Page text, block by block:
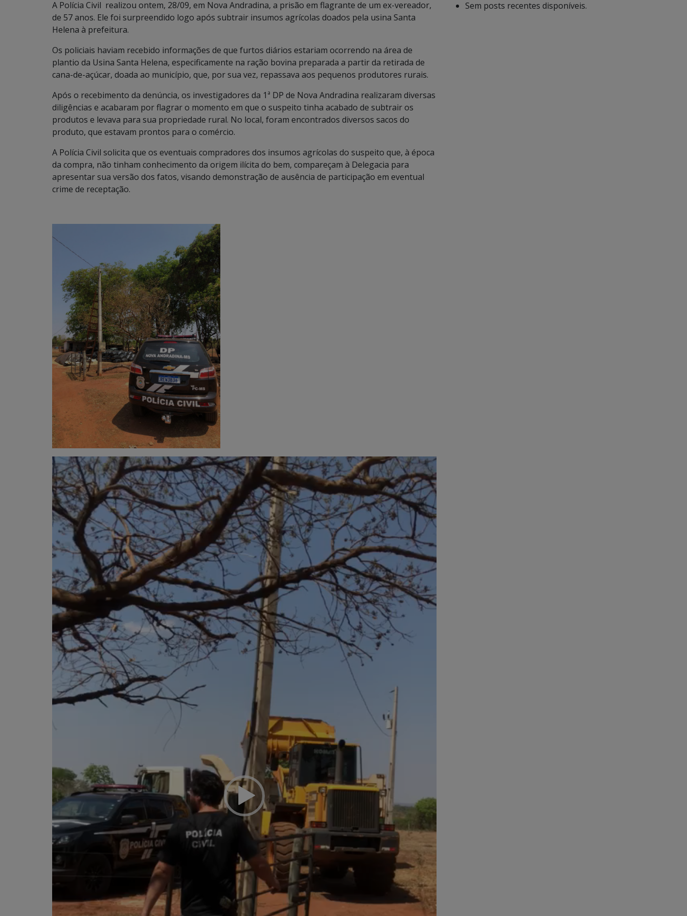
A Polícia Civil realizou ontem, 28/09, em Nova Andradina, a prisão em flagrante de um ex-vereador,
de 57 anos. Ele foi surpreendido logo após subtrair insumos agrícolas doados pela usina Santa
Helena à prefeitura.
Os policiais haviam recebido informações de que furtos diários estariam ocorrendo na área de
plantio da Usina Santa Helena, especificamente na ração bovina preparada a partir da retirada de
cana-de-açúcar, doada ao município, que, por sua vez, repassava aos pequenos produtores rurais.
Após o recebimento da denúncia, os investigadores da 1ª DP de Nova Andradina realizaram diversas
diligências e acabaram por flagrar o momento em que o suspeito tinha acabado de subtrair os
produtos e levava para sua propriedade rural. No local, foram encontrados diversos sacos do
produto, que estavam prontos para o comércio.
A Polícia Civil solicita que os eventuais compradores dos insumos agrícolas do suspeito que, à época
da compra, não tinham conhecimento da origem ilícita do bem, compareçam à Delegacia para
apresentar sua versão dos fatos, visando demonstração de ausência de participação em eventual
crime de receptação.
Tocador
de
vídeo
Sem posts recentes disponíveis.